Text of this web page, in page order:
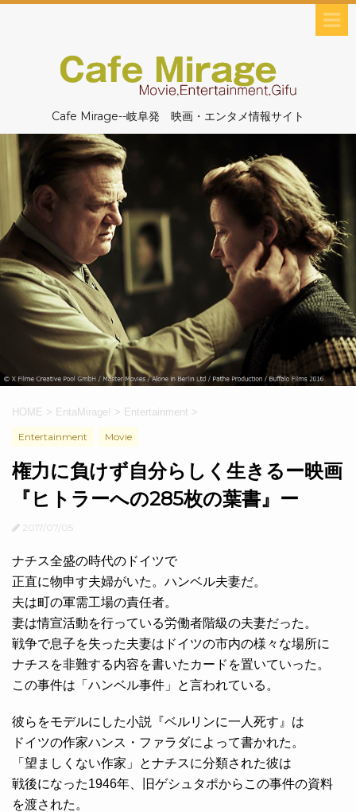
Cafe Mirage--岐阜発 映画・エンタメ情報サイト
HOME > EntaMirage! > Entertainment >
Entertainment Movie
権力に負けず自分らしく生きるー映画
『ヒトラーへの285枚の葉書』ー
2017/07/05
ナチス全盛の時代のドイツで
正直に物申す夫婦がいた。ハンベル夫妻だ。
夫は町の軍需工場の責任者。
妻は情宣活動を行っている労働者階級の夫妻だった。
戦争で息子を失った夫妻はドイツの市内の様々な場所に
ナチスを非難する内容を書いたカードを置いていった。
この事件は「ハンベル事件」と言われている。
彼らをモデルにした小説『ベルリンに一人死す』は
ドイツの作家ハンス・ファラダによって書かれた。
「望ましくない作家」とナチスに分類された彼は
戦後になった1946年、旧ゲシュタポからこの事件の資料
を渡された。